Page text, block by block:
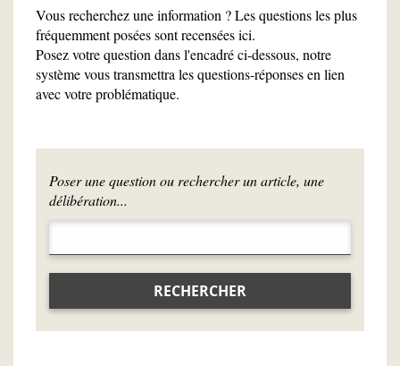
Vous recherchez une information ? Les questions les plus
fréquemment posées sont recensées ici.
Posez votre question dans l'encadré ci-dessous, notre
système vous transmettra les questions-réponses en lien
avec votre problématique.
Poser une question ou rechercher un article, une
délibération...
RECHERCHER